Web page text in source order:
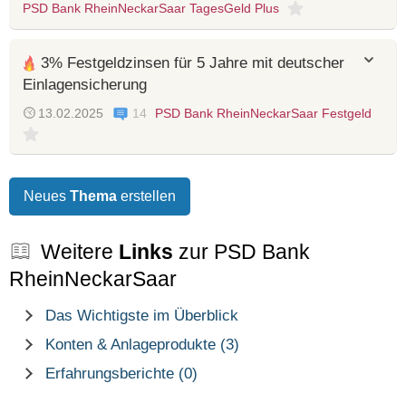
PSD Bank RheinNeckarSaar TagesGeld Plus
3% Festgeldzinsen für 5 Jahre mit deutscher
Einlagensicherung
13.02.2025 14 PSD Bank RheinNeckarSaar Festgeld
Neues Thema erstellen
Weitere Links zur PSD Bank
RheinNeckarSaar
Das Wichtigste im Überblick
Konten & Anlageprodukte (3)
Erfahrungsberichte (0)